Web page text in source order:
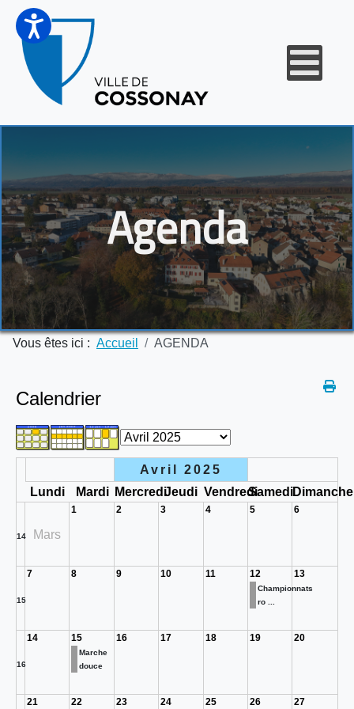
Agenda
Vous êtes ici : Accueil AGENDA
Calendrier
Avril 2025
Lundi
Mardi MercrediJeudi VendrediSamediDimanche
14 Mars
1 2 3 4 5 6
15
7 8 9 10 11 12
Championnats
ro ...
13
16
14 15
Marche
douce
16 17 18 19 20
21 22 23 24 25 26 27